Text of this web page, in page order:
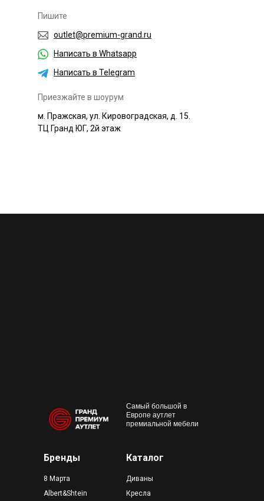
outlet@premium-grand.ru
Написать в Whatsapp
Написать в Telegram
м. Пражская, ул. Кировоградская, д. 15.
ТЦ Гранд ЮГ, 2й этаж
Приезжайте в шоурум
Пишите
Кресла
Диваны
Самый большой в
Европе аутлет
премиальной мебели
Каталог
Бренды
8 Марта
Albert&Shtein